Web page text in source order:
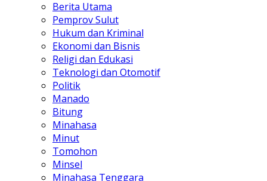
Berita Utama
Pemprov Sulut
Hukum dan Kriminal
Ekonomi dan Bisnis
Religi dan Edukasi
Teknologi dan Otomotif
Politik
Manado
Bitung
Minahasa
Minut
Tomohon
Minsel
Minahasa Tenggara